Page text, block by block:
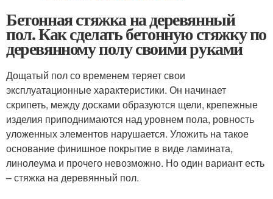
Бетонная стяжка на деревянный
пол. Как сделать бетонную стяжку по
деревянному полу своими руками
Дощатый пол со временем теряет свои
эксплуатационные характеристики. Он начинает
скрипеть, между досками образуются щели, крепежные
изделия приподнимаются над уровнем пола, ровность
уложенных элементов нарушается. Уложить на такое
основание финишное покрытие в виде ламината,
линолеума и прочего невозможно. Но один вариант есть
– стяжка на деревянный пол.